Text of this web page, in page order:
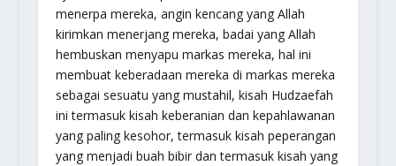
menerpa mereka, angin kencang yang Allah
kirimkan menerjang mereka, badai yang Allah
hembuskan menyapu markas mereka, hal ini
membuat keberadaan mereka di markas mereka
sebagai sesuatu yang mustahil, kisah Hudzaefah
ini termasuk kisah keberanian dan kepahlawanan
yang paling kesohor, termasuk kisah peperangan
yang menjadi buah bibir dan termasuk kisah yang